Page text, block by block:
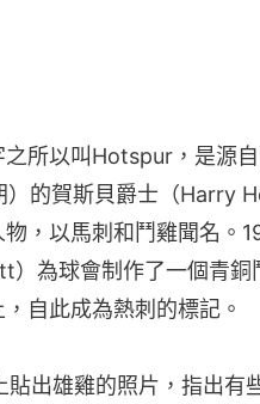
所以叫Hotspur，是源
）的賀斯貝爵士（Harry
，以馬刺和鬥雞聞名。
）為球會制作了一個青銅
自此成為熱刺的標記。
出雄雞的照片，指出有